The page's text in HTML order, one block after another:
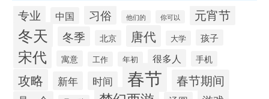
专业 中国 习俗 他们的 你可以 元宵节
冬天 冬季 北京 唐代 大学 孩子
宋代 寓意 工作 年初 很多人 手机
攻略 新年 时间 春节 春节期间